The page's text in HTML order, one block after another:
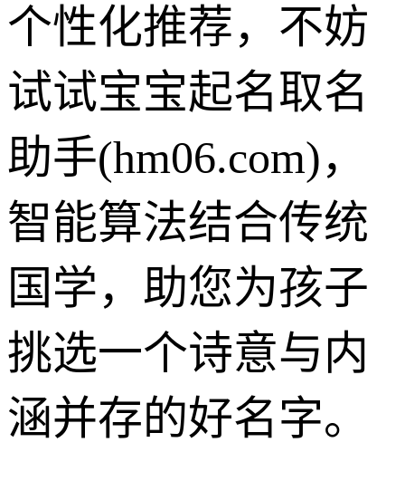
个性化推荐，不妨
试试宝宝起名取名
助手(hm06.com)，
智能算法结合传统
国学，助您为孩子
挑选一个诗意与内
涵并存的好名字。